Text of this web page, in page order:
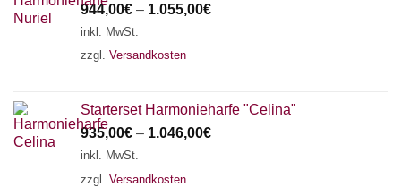
944,00€ – 1.055,00€
inkl. MwSt.
zzgl. Versandkosten
Starterset Harmonieharfe "Celina"
935,00€ – 1.046,00€
inkl. MwSt.
zzgl. Versandkosten